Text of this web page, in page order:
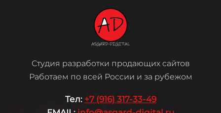
Студия разработки продающих сайтов
Работаем по всей России и за рубежом
Тел: +7 (916) 317-33-49